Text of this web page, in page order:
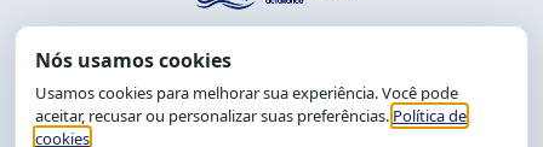
End.: R. da Graça, 150. Graça
CEP: 40.150-055
Salvador-BA, Brasil.
Tel.: (71) 2104-5457, Cel.: (71) 9 9239-2104 ou 2105